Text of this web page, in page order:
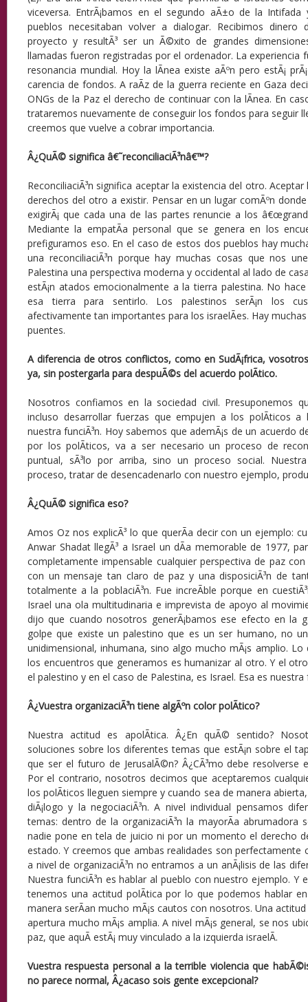
viceversa. EntrÃ¡bamos en el segundo aÃ±o de la
pueblos necesitaban volver a dialogar. Recibimos
proyecto y resultÃ³ ser un Ã©xito de grandes
llamadas fueron registradas por el ordenador. La experiencia
resonancia mundial. Hoy la lÃ­nea existe aÃºn pero estÃ¡
carencia de fondos. A raÃ­z de la guerra reciente en Gaza
ONGs de la Paz el derecho de continuar con la lÃ­nea. En
trataremos nuevamente de conseguir los fondos para seguir
creemos que vuelve a cobrar importancia.
Â¿QuÃ© significa â€˜reconciliaciÃ³nâ€™?
ReconciliaciÃ³n significa aceptar la existencia del otro.
derechos del otro a existir. Pensar en un lugar comÃºn
exigirÃ¡ que cada una de las partes renuncie a los
Mediante la empatÃ­a personal que se genera en los
prefiguramos eso. En el caso de estos dos pueblos hay
una reconciliaciÃ³n porque hay muchas cosas que nos
Palestina una perspectiva moderna y occidental al lado de
estÃ¡n atados emocionalmente a la tierra palestina. No
esa tierra para sentirlo. Los palestinos serÃ¡n los
afectivamente tan importantes para los israelÃ­es. Hay
puentes.
A diferencia de otros conflictos, como en SudÃ¡frica, vosotros
ya, sin postergarla para despuÃ©s del acuerdo polÃ­tico.
Nosotros confiamos en la sociedad civil. Presuponemos
incluso desarrollar fuerzas que empujen a los polÃ­ticos a
nuestra funciÃ³n. Hoy sabemos que ademÃ¡s de un acuerdo
por los polÃ­ticos, va a ser necesario un proceso de
puntual, sÃ³lo por arriba, sino un proceso social.
proceso, tratar de desencadenarlo con nuestro ejemplo,
Â¿QuÃ© significa eso?
Amos Oz nos explicÃ³ lo que querÃ­a decir con un ejemplo:
Anwar Shadat llegÃ³ a Israel un dÃ­a memorable de 1977,
completamente impensable cualquier perspectiva de paz con
con un mensaje tan claro de paz y una disposiciÃ³n de
totalmente a la poblaciÃ³n. Fue increÃ­ble porque en
Israel una ola multitudinaria e imprevista de apoyo al
dijo que cuando nosotros generÃ¡bamos ese efecto en la
golpe que existe un palestino que es un ser humano, no
unidimensional, inhumana, sino algo mucho mÃ¡s amplio.
los encuentros que generamos es humanizar al otro. Y el
el palestino y en el caso de Palestina, es Israel. Esa es nuestra
Â¿Vuestra organizaciÃ³n tiene algÃºn color polÃ­tico?
Nuestra actitud es apolÃ­tica. Â¿En quÃ© sentido?
soluciones sobre los diferentes temas que estÃ¡n sobre el
que ser el futuro de JerusalÃ©n? Â¿CÃ³mo debe resolverse
Por el contrario, nosotros decimos que aceptaremos
los polÃ­ticos lleguen siempre y cuando sea de manera
diÃ¡logo y la negociaciÃ³n. A nivel individual pensamos
temas: dentro de la organizaciÃ³n la mayorÃ­a abrumadora
nadie pone en tela de juicio ni por un momento el derecho
estado. Y creemos que ambas realidades son perfectamente
a nivel de organizaciÃ³n no entramos a un anÃ¡lisis de las
Nuestra funciÃ³n es hablar al pueblo con nuestro ejemplo. Y
tenemos una actitud polÃ­tica por lo que podemos hablar
manera serÃ­an mucho mÃ¡s cautos con nosotros. Una
apertura mucho mÃ¡s amplia. A nivel mÃ¡s general, se nos
paz, que aquÃ­ estÃ¡ muy vinculado a la izquierda israelÃ­.
Vuestra respuesta personal a la terrible violencia que
no parece normal, Â¿acaso sois gente excepcional?